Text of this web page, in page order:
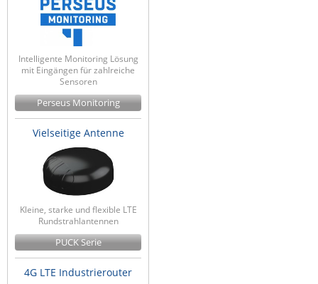
Teltonika
Unwired Networks
Vision
WATTECO
Westermo
Yuasa
ZPE Systems
News zu unseren Herstellern
Intelligente Monitoring Lösung
mit Eingängen für zahlreiche
Sensoren
Perseus Monitoring
Vielseitige Antenne
Kleine, starke und flexible LTE
Rundstrahlantennen
PUCK Serie
4G LTE Industrierouter